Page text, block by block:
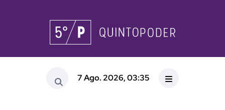
7 Ago. 2026, 03:35